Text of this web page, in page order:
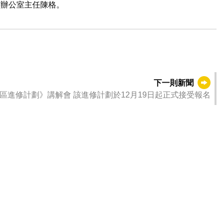
公室主任陳格。
下一則新聞
12月18日舉行《澳門青年醫生大灣區進修計劃》講解會 該進修計劃於12月19日起正式接受報名